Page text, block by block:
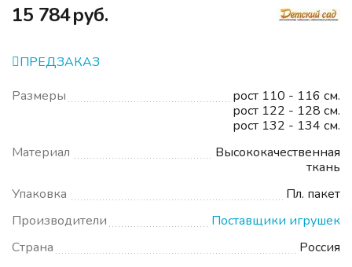
‍15 784‍руб.
ПРЕДЗАКАЗ
Размеры
рост 110 - 116 см.
рост 122 - 128 см.
рост 132 - 134 см.
Материал
Высококачественная
ткань
Упаковка
Пл. пакет
Производители
Поставщики игрушек
Страна
Россия